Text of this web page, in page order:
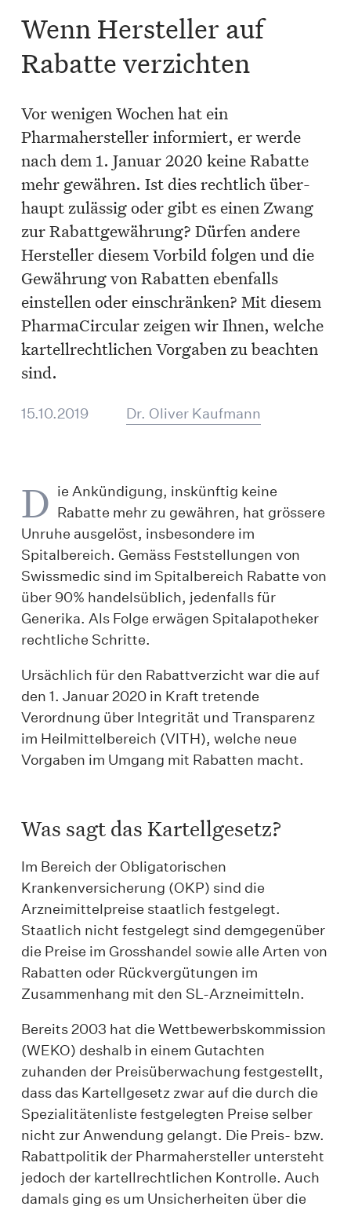
Wenn Hersteller auf
Rabatte verzichten
Vor wenigen Wochen hat ein
Pharmahersteller informiert, er werde
nach dem 1. Januar 2020 keine Rabatte
mehr gewähren. Ist dies rechtlich über-
haupt zulässig oder gibt es einen Zwang
zur Rabattgewährung? Dürfen andere
Hersteller diesem Vorbild folgen und die
Gewährung von Rabatten ebenfalls
einstellen oder einschränken? Mit diesem
PharmaCircular zeigen wir Ihnen, welche
kartellrechtlichen Vorgaben zu beachten
sind.
15.10.2019 Dr. Oliver Kaufmann
D ie Ankündigung, inskünftig keine
Rabatte mehr zu gewähren, hat grössere
Unruhe ausgelöst, insbesondere im
Spitalbereich. Gemäss Feststellungen von
Swissmedic sind im Spitalbereich Rabatte von
über 90% handelsüblich, jedenfalls für
Generika. Als Folge erwägen Spitalapotheker
rechtliche Schritte.
Ursächlich für den Rabattverzicht war die auf
den 1. Januar 2020 in Kraft tretende
Verordnung über Integrität und Transparenz
im Heilmittelbereich (VITH), welche neue
Vorgaben im Umgang mit Rabatten macht.
Was sagt das Kartellgesetz?
Im Bereich der Obligatorischen
Krankenversicherung (OKP) sind die
Arzneimittelpreise staatlich festgelegt.
Staatlich nicht festgelegt sind demgegenüber
die Preise im Grosshandel sowie alle Arten von
Rabatten oder Rückvergütungen im
Zusammenhang mit den SL-Arznei­mitteln.
Bereits 2003 hat die Wettbewerbskommission
(WEKO) deshalb in einem Gutachten
zuhanden der Preisüberwachung festgestellt,
dass das Kartellgesetz zwar auf die durch die
Spezialitätenliste festgelegten Preise selber
nicht zur Anwendung gelangt. Die Preis- bzw.
Rabattpolitik der Pharmahersteller untersteht
jedoch der kartellrechtlichen Kontrolle. Auch
damals ging es um Unsicherheiten über die